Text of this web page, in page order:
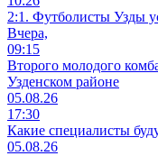
2:1. Футболисты Узды
Вчера,
09:15
Второго молодого
Узденском районе
05.08.26
17:30
Какие специалисты
05.08.26